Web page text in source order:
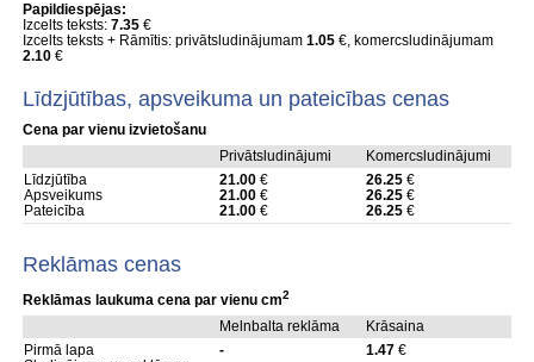
Papildiespējas:
Izcelts teksts: 7.35€
Izcelts teksts + Rāmītis: privātsludinājumam 1.05€, komercsludinājumam
2.10€
Līdzjūtības, apsveikuma un pateicības cenas
Cena par vienu izvietošanu
Privātsludinājumi
Komercsludinājumi
Līdzjūtība
21.00€ 26.25€
Apsveikums
21.00€ 26.25€
Pateicība
21.00€ 26.25€
Reklāmas cenas
Reklāmas laukuma cena par vienu cm2
Melnbalta reklāma
Krāsaina
Pirmā lapa
- 1.47€